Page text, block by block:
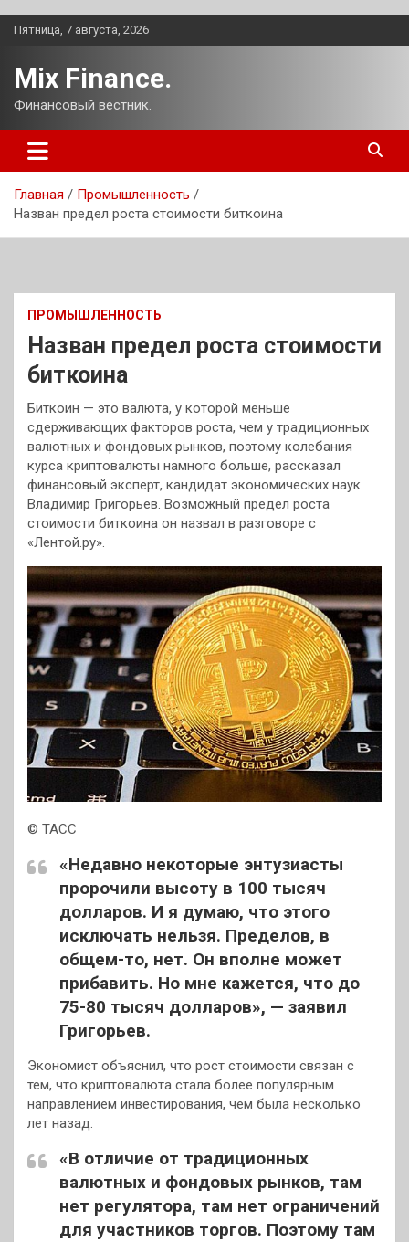
Перейти
Пятница, 7 августа, 2026
Mix Finance.
Финансовый вестник.
Главная
Промышленность
Назван предел роста стоимости биткоина
ПРОМЫШЛЕННОСТЬ
Назван предел роста стоимости
биткоина
Биткоин — это валюта, у которой меньше
сдерживающих факторов роста, чем у традиционных
валютных и фондовых рынков, поэтому колебания
курса криптовалюты намного больше, рассказал
финансовый эксперт, кандидат экономических наук
Владимир Григорьев. Возможный предел роста
стоимости биткоина он назвал в разговоре с
«Лентой.ру».
© ТАСС
«Недавно некоторые энтузиасты
пророчили высоту в 100 тысяч
долларов. И я думаю, что этого
исключать нельзя. Пределов, в
общем-то, нет. Он вполне может
прибавить. Но мне кажется, что до
75-80 тысяч долларов», — заявил
Григорьев.
Экономист объяснил, что рост стоимости связан с
тем, что криптовалюта стала более популярным
направлением инвестирования, чем была несколько
лет назад.
«В отличие от традиционных
валютных и фондовых рынков, там
нет регулятора, там нет ограничений
для участников торгов. Поэтому там